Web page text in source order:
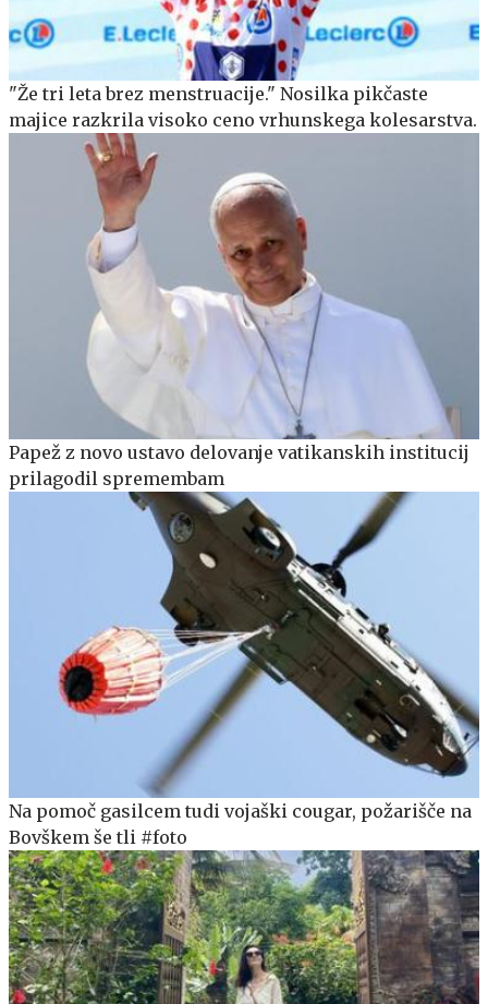
"Že tri leta brez menstruacije." Nosilka pikčaste
majice razkrila visoko ceno vrhunskega kolesarstva.
Papež z novo ustavo delovanje vatikanskih institucij
prilagodil spremembam
Na pomoč gasilcem tudi vojaški cougar, požarišče na
Bovškem še tli #foto